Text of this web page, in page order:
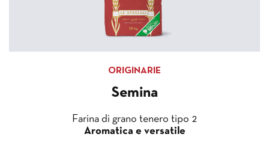
ORIGINARIE
Semina
Farina di grano tenero tipo 2
Aromatica e versatile